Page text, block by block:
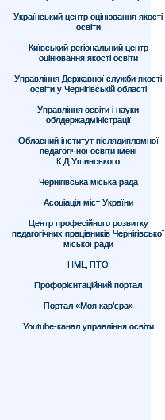
Український центр оцінювання якості
освіти
Київський регіональний центр
оцінювання якості освіти
Управління Державної служби якості
освіти у Чернігівській області
Управління освіти і науки
облдержадміністрації
Обласний інститут післядипломної
педагогічної освіти імені
К.Д.Ушинського
Чернігівська міська рада
Асоціація міст України
Центр професійного розвитку
педагогічних працівників Чернігівської
міської ради
НМЦ ПТО
Профорієнтаційний портал
Портал «Моя кар’єра»
Youtube-канал управління освіти